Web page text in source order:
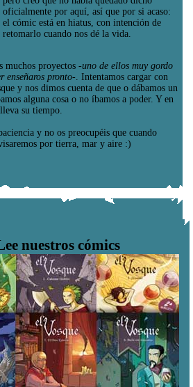
oficialmente por aquí, así que por si acaso:
el cómic está en hiatus, con intención de
retomarlo cuando nos dé la vida.
muchos proyectos -uno de ellos muy gordo
enseñaros pronto- . Intentamos cargar con
y nos dimos cuenta de que o dábamos un
alguna cosa o no íbamos a poder. Y en
su tiempo.
y no os preocupéis que cuando
por tierra, mar y aire :)
nuestros cómics